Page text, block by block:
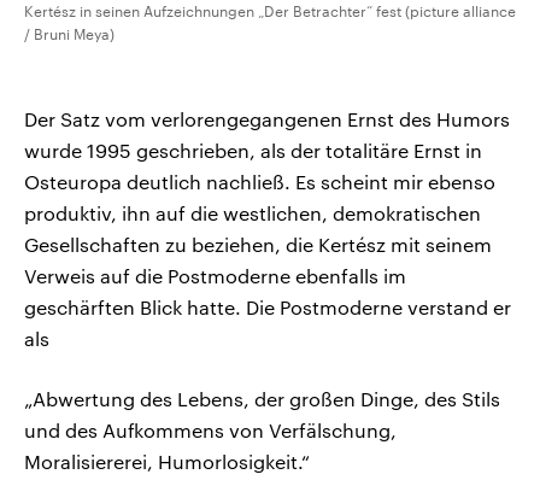
Kertész in seinen Aufzeichnungen „Der Betrachter“ fest (picture alliance
/ Bruni Meya)
Der Satz vom verlorengegangenen Ernst des Humors
wurde 1995 geschrieben, als der totalitäre Ernst in
Osteuropa deutlich nachließ. Es scheint mir ebenso
produktiv, ihn auf die westlichen, demokratischen
Gesellschaften zu beziehen, die Kertész mit seinem
Verweis auf die Postmoderne ebenfalls im
geschärften Blick hatte. Die Postmoderne verstand er
als
„Abwertung des Lebens, der großen Dinge, des Stils
und des Aufkommens von Verfälschung,
Moralisiererei, Humorlosigkeit.“